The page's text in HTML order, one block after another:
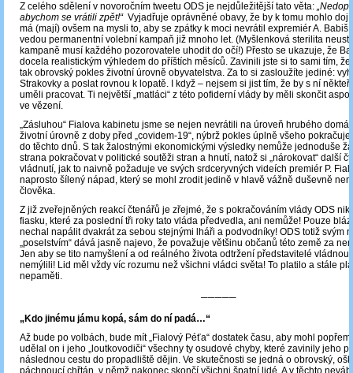
Z celého sdělení v novoročním tweetu ODS je nejdůležitější tato věta:
abychom se vrátili zpět!“ Vyjadřuje oprávněné obavy, že by k tomu mohlo
má (mají) ovšem na mysli to, aby se zpátky k moci nevrátil expremiér A.
vedou permanentní volební kampaň již mnoho let. (Myšlenková sterilita
kampaně musí každého pozorovatele uhodit do očí!) Přesto se ukazuje, že
docela realistickým výhledem do příštích měsíců. Zavinili jste si to sami tím,
tak obrovský pokles životní úrovně obyvatelstva. Za to si zasloužíte jediné:
Strakovky a poslat rovnou k lopatě. I když – nejsem si jist tím, že by s ní
uměli pracovat. Ti největší „matláci“ z této pofiderní vlády by měli skončit
ve vězení.
„Zásluhou“ Fialova kabinetu jsme se nejen nevrátili na úroveň hrubého
životní úrovně z doby před „covidem-19“, nýbrž pokles úplně všeho
do těchto dnů. S tak žalostnými ekonomickými výsledky nemůže jednoduše
strana pokračovat v politické soutěži stran a hnutí, natož si „nárokovat“ další
vládnutí, jak to naivně požaduje ve svých srdceryvných videích premiér P.
naprosto šílený nápad, který se mohl zrodit jedině v hlavě vážně duševně
člověka.
Z již zveřejněných reakcí čtenářů je zřejmé, že s pokračováním vlády ODS
fiasku, které za poslední tři roky tato vláda předvedla, ani nemůže! Pouze
nechal napálit dvakrát za sebou stejnými lháři a podvodníky! ODS totiž svým
„poselstvím“ dává jasně najevo, že považuje většinu občanů této země za
Jen aby se tito namyšlení a od reálného života odtržení představitelé
nemýlili! Lid měl vždy víc rozumu než všichni vládci světa! To platilo a stále
nepaměti.
─────
„Kdo jinému jámu kopá, sám do ní padá…“
Až bude po volbách, bude mít „Fialový Péťa“ dostatek času, aby mohl
udělal on i jeho „loutkovodiči“ všechny ty osudové chyby, které zavinily jeho
následnou cestu do propadliště dějin. Ve skutečnosti se jedná o obrovský,